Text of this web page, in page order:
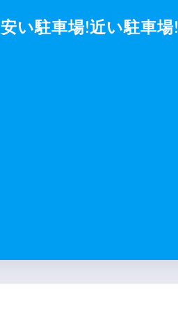
安い駐車場!近い駐車場!